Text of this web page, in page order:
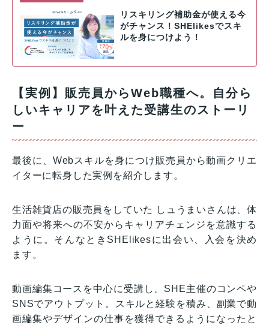
リスキリング補助金が使える今
がチャンス！SHElikesでスキ
ルを身につけよう！
【実例】販売員からWeb職種へ。自分ら
しいキャリアを叶えた受講生のストーリ
ー
最後に、Webスキルを身につけ販売員から動画クリエ
イターに転身した実例を紹介します。
生活雑貨店の販売員をしていた しュうまいさんは、体
力面や将来への不安からキャリアチェンジを意識する
ように。そんなときSHElikesに出会い、入会を決め
ます。
動画編集コースを中心に受講し、SHE主催のコンペや
SNSでアウトプット。スキルと経験を積み、副業で動
画編集やデザインの仕事を獲得できるようになったと